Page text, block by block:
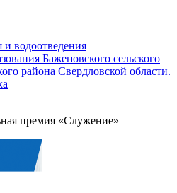
водоотведения
Баженовского сельского
района Свердловской области.
премия «Служение»